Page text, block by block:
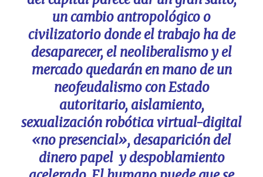
un cambio antropológico o
civilizatorio donde el trabajo ha de
desaparecer, el neoliberalismo y el
mercado quedarán en mano de un
neofeudalismo con Estado
autoritario, aislamiento,
sexualización robótica virtual-digital
«no presencial», desaparición del
dinero papel y despoblamiento